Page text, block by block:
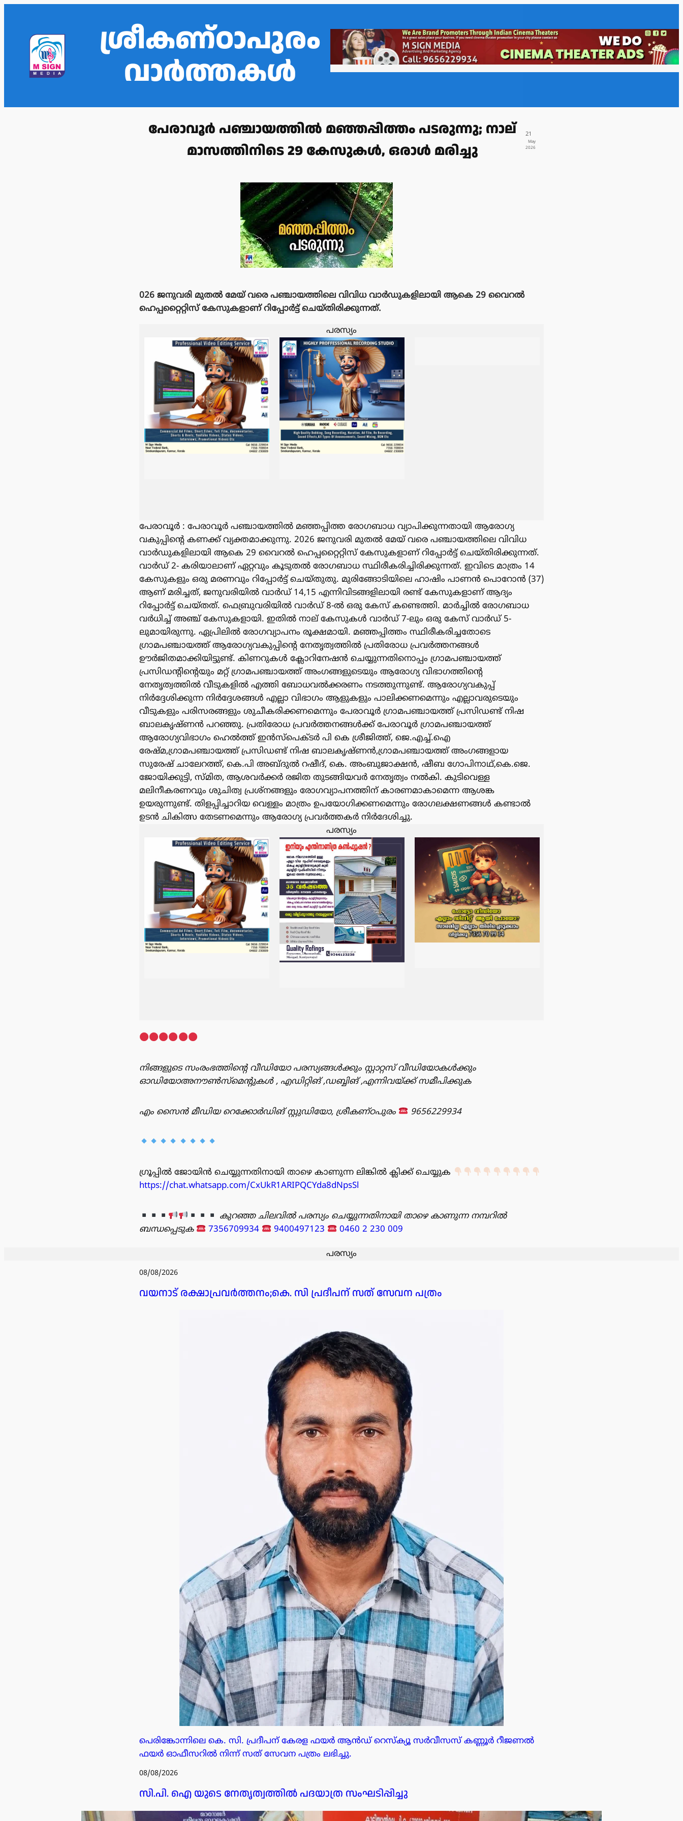
ശ്രീകണ്ഠാപുരം
വാർത്തകൾ
പേരാവൂർ പഞ്ചായത്തിൽ മഞ്ഞപ്പിത്തം പടരുന്നു; നാല്
മാസത്തിനിടെ 29 കേസുകൾ, ഒരാൾ മരിച്ചു
21
May
2026
026 ജനുവരി മുതൽ മേയ് വരെ പഞ്ചായത്തിലെ വിവിധ വാർഡുകളിലായി ആകെ 29 വൈറൽ
ഹെപ്പറ്റൈറ്റിസ് കേസുകളാണ് റിപ്പോർട്ട് ചെയ്തിരിക്കുന്നത്.
പരസ്യം
പേരാവൂർ : പേരാവൂർ പഞ്ചായത്തിൽ മഞ്ഞപ്പിത്ത രോഗബാധ വ്യാപിക്കുന്നതായി ആരോഗ്യ
വകുപ്പിന്റെ കണക്ക് വ്യക്തമാക്കുന്നു. 2026 ജനുവരി മുതൽ മേയ് വരെ പഞ്ചായത്തിലെ വിവിധ
വാർഡുകളിലായി ആകെ 29 വൈറൽ ഹെപ്പറ്റൈറ്റിസ് കേസുകളാണ് റിപ്പോർട്ട് ചെയ്തിരിക്കുന്നത്.
വാർഡ് 2- കരിയാലാണ് ഏറ്റവും കൂടുതൽ രോഗബാധ സ്ഥിരീകരിച്ചിരിക്കുന്നത്. ഇവിടെ മാത്രം 14
കേസുകളും ഒരു മരണവും റിപ്പോർട്ട് ചെയ്തുതു. മുരിങ്ങോടിയിലെ ഹാഷിം പാണൻ പൊറോൻ (37)
ആണ് മരിച്ചത്, ജനുവരിയിൽ വാർഡ് 14,15 എന്നിവിടങ്ങളിലായി രണ്ട് കേസുകളാണ് ആദ്യം
റിപ്പോർട്ട് ചെയ്തത്. ഫെബ്രുവരിയിൽ വാർഡ് 8-ൽ ഒരു കേസ് കണ്ടെത്തി. മാർച്ചിൽ രോഗബാധ
വർധിച്ച് അഞ്ച് കേസുകളായി. ഇതിൽ നാല് കേസുകൾ വാർഡ് 7-ലും ഒരു കേസ് വാർഡ് 5-
ലുമായിരുന്നു. ഏപ്രിലിൽ രോഗവ്യാപനം രൂക്ഷമായി. മഞ്ഞപ്പിത്തം സ്ഥിരീകരിച്ചതോടെ
ഗ്രാമപഞ്ചായത്ത് ആരോഗ്യവകുപ്പിൻ്റെ നേതൃത്വത്തിൽ പ്രതിരോധ പ്രവർത്തനങ്ങൾ
ഊർജിതമാക്കിയിട്ടുണ്ട്. കിണറുകൾ ക്ലോറിനേഷൻ ചെയ്യുന്നതിനൊപ്പം ഗ്രാമപഞ്ചായത്ത്
പ്രസിഡന്റിന്റെയും മറ്റ് ഗ്രാമപഞ്ചായത്ത് അംഗങ്ങളുടെയും ആരോഗ്യ വിഭാഗത്തിന്റെ
നേതൃത്വത്തിൽ വീടുകളിൽ എത്തി ബോധവൽക്കരണം നടത്തുന്നുണ്ട്. ആരോഗ്യവകുപ്പ്
നിർദ്ദേശിക്കുന്ന നിർദ്ദേശങ്ങൾ എല്ലാ വിഭാഗം ആളുകളും പാലിക്കണമെന്നും എല്ലാവരുടെയും
വീടുകളും പരിസരങ്ങളും ശുചീകരിക്കണമെന്നും പേരാവൂർ ഗ്രാമപഞ്ചായത്ത് പ്രസിഡണ്ട് നിഷ
ബാലകൃഷ്‌ണൻ പറഞ്ഞു. പ്രതിരോധ പ്രവർത്തനങ്ങൾക്ക് പേരാവൂർ ഗ്രാമപഞ്ചായത്ത്
ആരോഗ്യവിഭാഗം ഹെൽത്ത് ഇൻസ്പെക്ടർ പി കെ ശ്രീജിത്ത്, ജെ.എച്ച്.ഐ
രേഷ്‌മ,ഗ്രാമപഞ്ചായത്ത് പ്രസിഡണ്ട് നിഷ ബാലകൃഷ്ണൻ,ഗ്രാമപഞ്ചായത്ത് അംഗങ്ങളായ
സുരേഷ് ചാലേറത്ത്, കെ.പി അബ്‌ദുൽ റഷീദ്, കെ. അംബുജാക്ഷൻ, ഷീബ ഗോപിനാഥ്,കെ.ജെ.
ജോയിക്കുട്ടി, സ്മ‌ിത, ആശവർക്കർ രജിത തുടങ്ങിയവർ നേതൃത്വം നൽകി. കുടിവെള്ള
മലിനീകരണവും ശുചിത്വ പ്രശ്‌നങ്ങളും രോഗവ്യാപനത്തിന് കാരണമാകാമെന്ന ആശങ്ക
ഉയരുന്നുണ്ട്. തിളപ്പിച്ചാറിയ വെള്ളം മാത്രം ഉപയോഗിക്കണമെന്നും രോഗലക്ഷണങ്ങൾ കണ്ടാൽ
ഉടൻ ചികിത്സ തേടണമെന്നും ആരോഗ്യ പ്രവർത്തകർ നിർദേശിച്ചു.
പരസ്യം
നിങ്ങളുടെ സംരംഭത്തിൻ്റെ വീഡിയോ പരസ്യങ്ങൾക്കും സ്റ്റാറ്റസ് വീഡിയോകൾക്കും
ഓഡിയോഅനൗൺസ്‌മെന്റുകൾ , എഡിറ്റിങ് ,ഡബ്ബിങ് ,എന്നിവയ്ക്ക് സമീപിക്കുക
എം സൈൻ മീഡിയ റെക്കോർഡിങ് സ്റ്റുഡിയോ, ശ്രീകണ്ഠപുരം 9656229934
ഗ്രൂപ്പിൽ ജോയിൻ ചെയ്യുന്നതിനായി താഴെ കാണുന്ന ലിങ്കിൽ ക്ലിക്ക് ചെയ്യുക
https://chat.whatsapp.com/CxUkR1ARIPQCYda8dNpsSl
കുറഞ്ഞ ചിലവിൽ പരസ്യം ചെയ്യുന്നതിനായി താഴെ കാണുന്ന നമ്പറിൽ
ബന്ധപ്പെടുക
7356709934 9400497123 0460 2 230 009
പരസ്യം
08/08/2026
വയനാട് രക്ഷാപ്രവർത്തനം;കെ. സി പ്രദീപന് സത് സേവന പത്രം
പെരിങ്കോന്നിലെ കെ. സി. പ്രദീപന് കേരള ഫയർ ആൻഡ് റെസ്ക്യൂ സർവീസസ് കണ്ണൂർ റീജണൽ
ഫയർ ഓഫീസറിൽ നിന്ന് സത് സേവന പത്രം ലഭിച്ചു.
08/08/2026
സി.പി. ഐ യുടെ നേതൃത്വത്തിൽ പദയാത്ര സംഘടിപ്പിച്ചു